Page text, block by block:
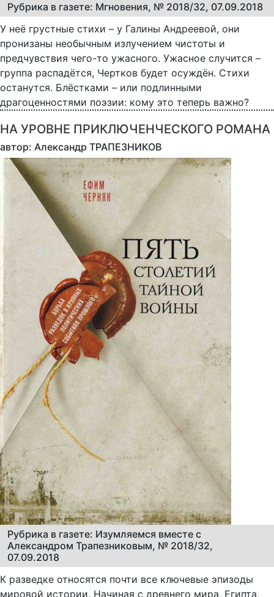
Рубрика в газете: Мгновения, № 2018/32, 07.09.2018
У неё грустные стихи – у Галины Андреевой, они
пронизаны необычным излучением чистоты и
предчувствия чего-то ужасного. Ужасное случится –
группа распадётся, Чертков будет осуждён. Стихи
останутся. Блёстками – или подлинными
драгоценностями поэзии: кому это теперь важно?
НА УРОВНЕ ПРИКЛЮЧЕНЧЕСКОГО РОМАНА
автор: Александр ТРАПЕЗНИКОВ
Рубрика в газете: Изумляемся вместе с
Александром Трапезниковым, № 2018/32,
07.09.2018
К разведке относятся почти все ключевые эпизоды
мировой истории. Начиная с древнего мира, Египта,